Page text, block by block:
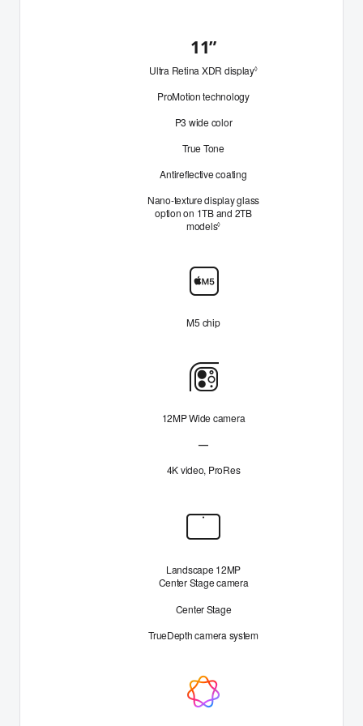
μια
ματιά
11”
Ultra Retina XDR display◊Ανάτρεξε στις
ProMotion technology
P3 wide color
True Tone
Antireflective coating
Nano-texture display glass
option on 1TB and 2TB
models◊
M5 chip
12MP Wide camera
—
4K video, ProRes
Μπροστά
Landscape 12MP
Center Stage camera
Center Stage
TrueDepth camera system